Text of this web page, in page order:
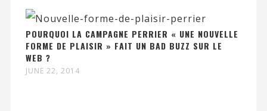
POURQUOI LA CAMPAGNE PERRIER « UNE NOUVELLE
FORME DE PLAISIR » FAIT UN BAD BUZZ SUR LE
WEB ?
JUNE 22, 2014